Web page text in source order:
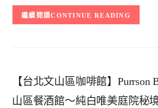
CONTINUE READING
【台北文山區咖啡館】Purrson
山區餐酒館～純白唯美庭院秘